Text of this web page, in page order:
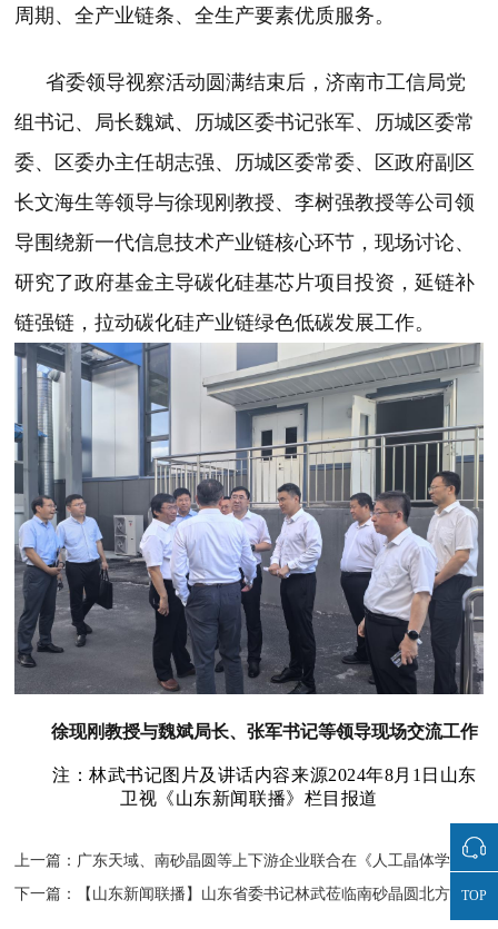
周期、全产业链条、全生产要素优质服务。
省委领导视察活动圆满结束后，济南市工信局党
组书记、局长魏斌、历城区委书记张军、历城区委常
委、区委办主任胡志强、历城区委常委、区政府副区
长文海生等领导与徐现刚教授、李树强教授等公司领
导围绕新一代信息技术产业链核心环节，现场讨论、
研究了政府基金主导碳化硅基芯片项目投资，延链补
链强链，拉动碳化硅产业链绿色低碳发展工作。
徐现刚教授与魏斌局长、张军书记等领导现场交流工作
注：林武书记图片及讲话内容来源2024年8月1日山东
卫视《山东新闻联播》栏目报道
上一篇：广东天域、南砂晶圆等上下游企业联合在《人工晶体学报》发表重要文章：8 英寸 SiC 晶圆制备与外延应用
下一篇：【山东新闻联播】山东省委书记林武莅临南砂晶圆北方基地中晶芯源公司调研：搭建技术创新平台，大力发展碳化硅基...
TOP